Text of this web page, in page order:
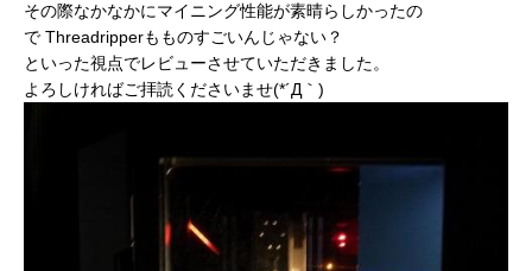
その際なかなかにマイニング性能が素晴らしかったの
で Threadripperもものすごいんじゃない？
といった視点でレビューさせていただきました。
よろしければご拝読くださいませ(*´Д｀)